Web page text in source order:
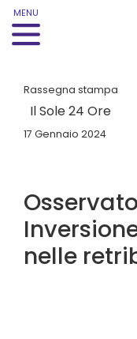
MENU
Rassegna stampa
Il Sole 24 Ore
17 Gennaio 2024
nelle